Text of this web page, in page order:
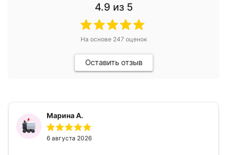
4.9 из 5
На основе 247 оценок
Оставить отзыв
Марина А.
6 августа 2026